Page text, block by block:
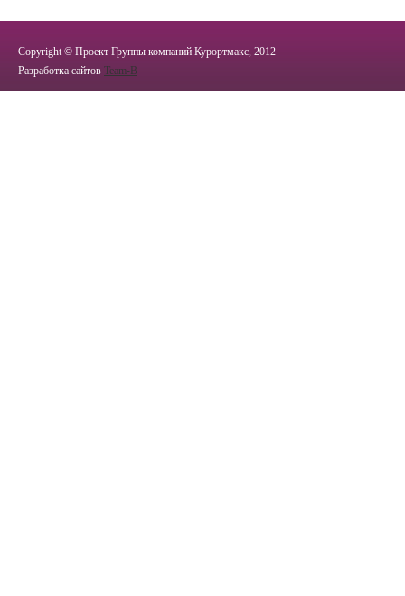
Copyright © Проект Группы компаний Курортмакс, 2012
Разработка сайтов Team-B